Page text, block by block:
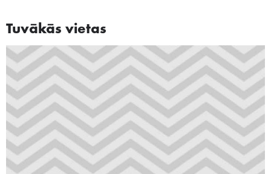
Tuvākās vietas